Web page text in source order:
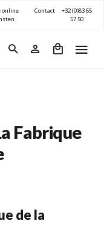
online
Contact
+32 (0)83 65
57 50
Fabrique
de la